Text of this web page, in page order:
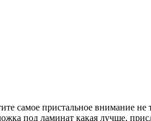
самое пристальное внимание
под ламинат какая лучше,